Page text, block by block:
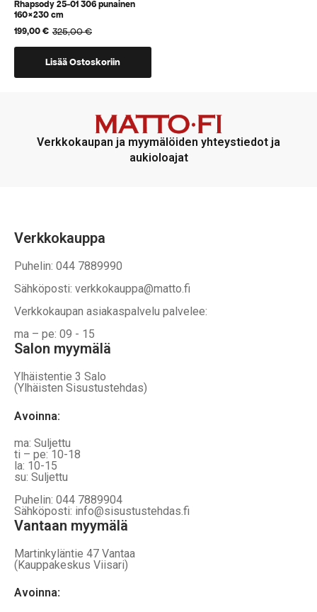
Rhapsody 25-01 306 punainen
160×230 cm
325,00€
Alkuperäinen
hinta
325,00 €.
199,00€
Nykyinen
hinta
199,00 €.Lisää Ostoskoriin
Verkkokaupan ja myymälöiden yhteystiedot ja
aukioloajat
Verkkokauppa
Puhelin: 044 7889990
Sähköposti: verkkokauppa@matto.fi
Verkkokaupan asiakaspalvelu palvelee:
ma – pe: 09 - 15
Salon myymälä
Ylhäistentie 3 Salo
(Ylhäisten Sisustustehdas)
Avoinna:
ma: Suljettu
ti – pe: 10-18
la: 10-15
su: Suljettu
Puhelin: 044 7889904
Sähköposti: info@sisustustehdas.fi
Vantaan myymälä
Martinkyläntie 47 Vantaa
(Kauppakeskus Viisari)
Avoinna: